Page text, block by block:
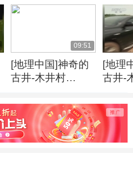
09:51
[地理中国]神奇的
古井-木井村
的两口救命井
[地理
古井-
木水井